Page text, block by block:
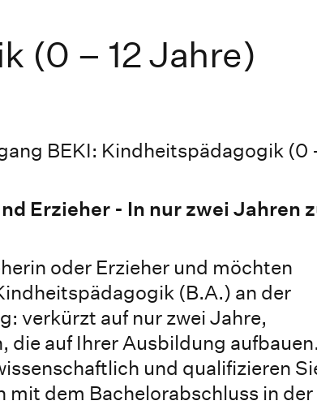
(0 – 12 Jahre)
BEKI: Kindheitspädagogik (0
Erzieher - In nur zwei Jahren
oder Erzieher und möchten
(B.A.) an der
verkürzt auf nur zwei Jahre,
auf Ihrer Ausbildung aufbauen.
und qualifizieren
dem Bachelorabschluss in der